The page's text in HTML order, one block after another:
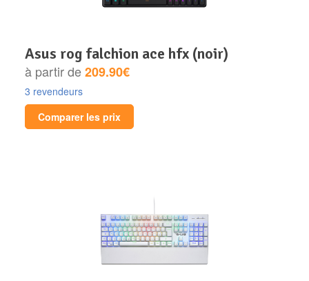
asus rog falchion ace hfx (noir)
à partir de209.90€
3 revendeurs
Comparer les prix